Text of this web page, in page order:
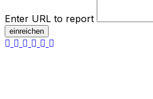
Enter URL to report
einreichen